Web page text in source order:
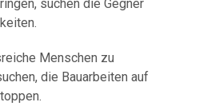
suchen die Gegner
Menschen zu
die Bauarbeiten auf